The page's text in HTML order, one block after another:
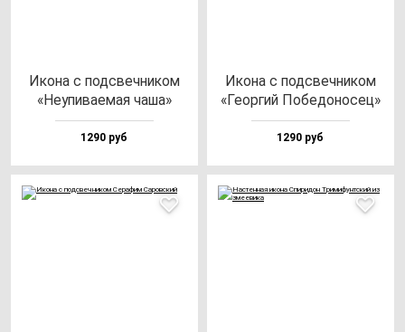
Ико­на с под­свеч­ни­ком
«Неупи­ва­емая ча­ша»
1290 руб
Ико­на с под­свеч­ни­ком
«Геор­гий Побе­до­но­сец»
1290 руб